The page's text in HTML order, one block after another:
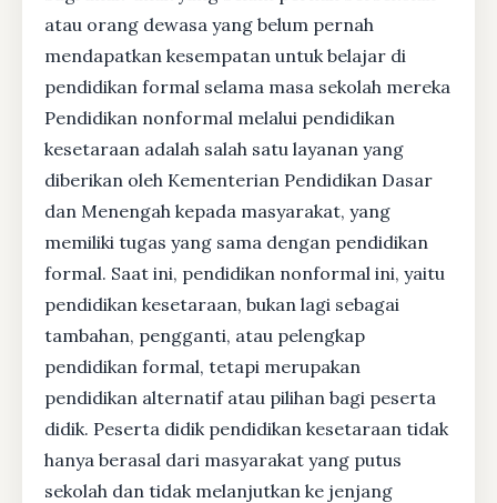
atau orang dewasa yang belum pernah
mendapatkan kesempatan untuk belajar di
pendidikan formal selama masa sekolah mereka
Pendidikan nonformal melalui pendidikan
kesetaraan adalah salah satu layanan yang
diberikan oleh Kementerian Pendidikan Dasar
dan Menengah kepada masyarakat, yang
memiliki tugas yang sama dengan pendidikan
formal. Saat ini, pendidikan nonformal ini, yaitu
pendidikan kesetaraan, bukan lagi sebagai
tambahan, pengganti, atau pelengkap
pendidikan formal, tetapi merupakan
pendidikan alternatif atau pilihan bagi peserta
didik. Peserta didik pendidikan kesetaraan tidak
hanya berasal dari masyarakat yang putus
sekolah dan tidak melanjutkan ke jenjang